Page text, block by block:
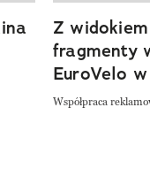
Z
fragmenty
EuroVelo
Współpraca